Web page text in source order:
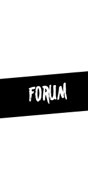
FORUM